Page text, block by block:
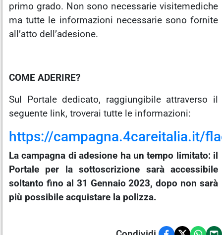
primo grado. Non sono necessarie visitemediche
ma tutte le informazioni necessarie sono fornite
all’atto dell’adesione.
COME ADERIRE?
Sul Portale dedicato, raggiungibile attraverso il
seguente link, troverai tutte le informazioni:
https://campagna.4careitalia.it/
La campagna di adesione ha un tempo limitato: il
Portale per la sottoscrizione sarà accessibile
soltanto fino al 31 Gennaio 2023, dopo non sarà
più possibile acquistare la polizza.